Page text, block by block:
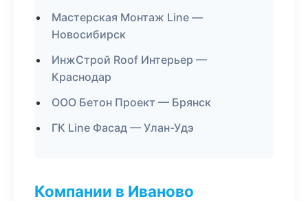
Мастерская Монтаж Line —
Новосибирск
ИнжСтрой Roof Интерьер —
Краснодар
ООО Бетон Проект — Брянск
ГК Line Фасад — Улан-Удэ
Компании в Иваново